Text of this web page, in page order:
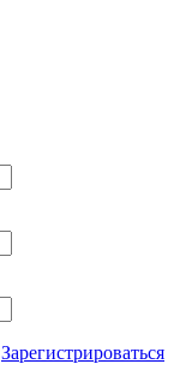
Зарегистрироваться